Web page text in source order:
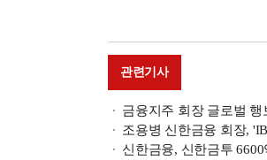
관련기사
금융지주 회장 글로벌
조용병 신한금융 회장,
신한금융, 신한금투